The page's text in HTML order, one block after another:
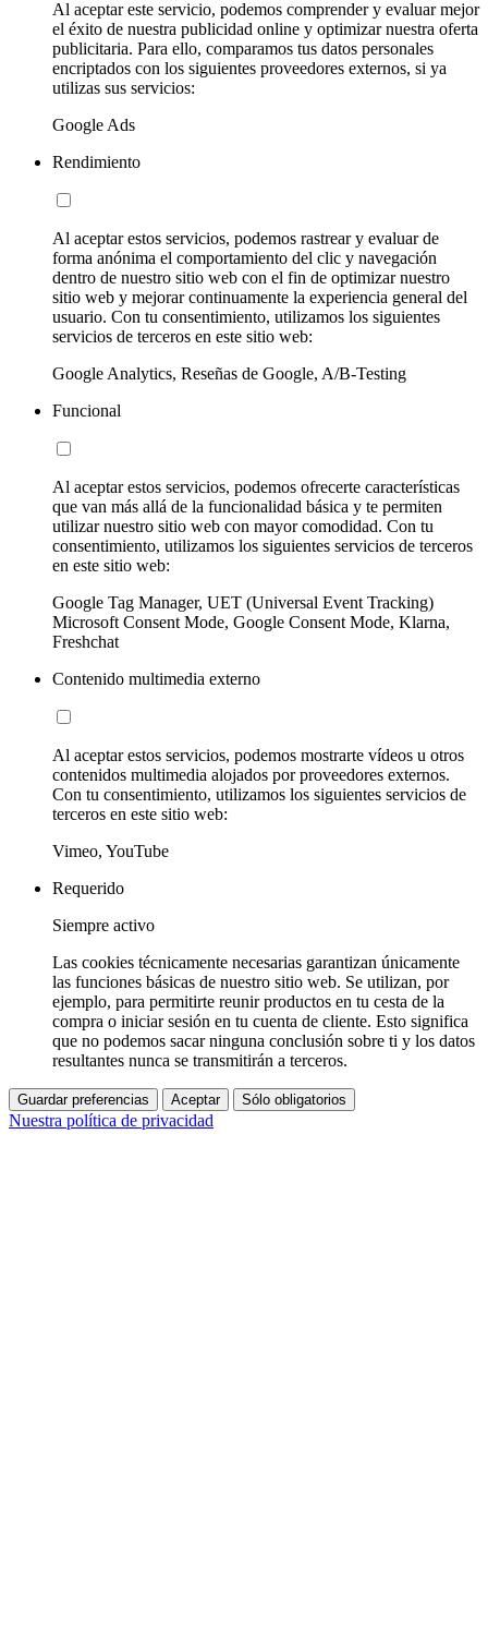
Al aceptar este servicio, podemos comprender y evaluar mejor
el éxito de nuestra publicidad online y optimizar nuestra oferta
publicitaria. Para ello, comparamos tus datos personales
encriptados con los siguientes proveedores externos, si ya
utilizas sus servicios:
Google Ads
Rendimiento
Al aceptar estos servicios, podemos rastrear y evaluar de
forma anónima el comportamiento del clic y navegación
dentro de nuestro sitio web con el fin de optimizar nuestro
sitio web y mejorar continuamente la experiencia general del
usuario. Con tu consentimiento, utilizamos los siguientes
servicios de terceros en este sitio web:
Google Analytics, Reseñas de Google, A/B-Testing
Funcional
Al aceptar estos servicios, podemos ofrecerte características
que van más allá de la funcionalidad básica y te permiten
utilizar nuestro sitio web con mayor comodidad. Con tu
consentimiento, utilizamos los siguientes servicios de terceros
en este sitio web:
Google Tag Manager, UET (Universal Event Tracking)
Microsoft Consent Mode, Google Consent Mode, Klarna,
Freshchat
Contenido multimedia externo
Al aceptar estos servicios, podemos mostrarte vídeos u otros
contenidos multimedia alojados por proveedores externos.
Con tu consentimiento, utilizamos los siguientes servicios de
terceros en este sitio web:
Vimeo, YouTube
Requerido
Siempre activo
Las cookies técnicamente necesarias garantizan únicamente
las funciones básicas de nuestro sitio web. Se utilizan, por
ejemplo, para permitirte reunir productos en tu cesta de la
compra o iniciar sesión en tu cuenta de cliente. Esto significa
que no podemos sacar ninguna conclusión sobre ti y los datos
resultantes nunca se transmitirán a terceros.
Guardar preferencias Aceptar Sólo obligatorios
Nuestra política de privacidad